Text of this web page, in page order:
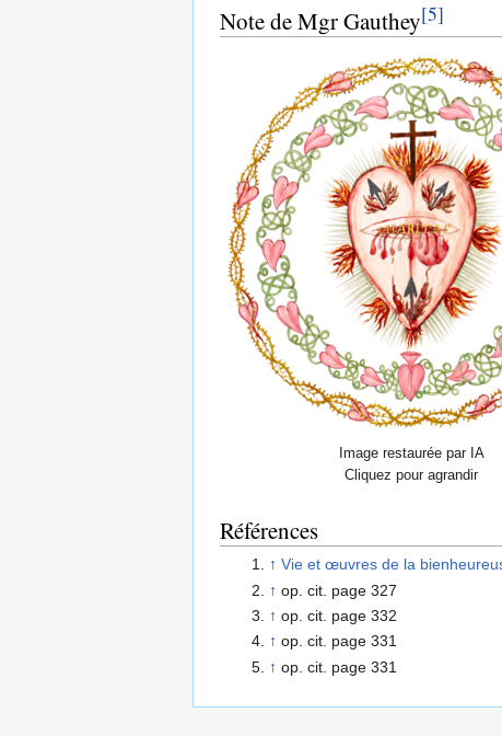
Note de Mgr Gauthey[5]
Image restaurée par IA
Cliquez pour agrandir
Références
↑ Vie et œuvres de la
↑ op. cit. page 327
↑ op. cit. page 332
↑ op. cit. page 331
↑ op. cit. page 331